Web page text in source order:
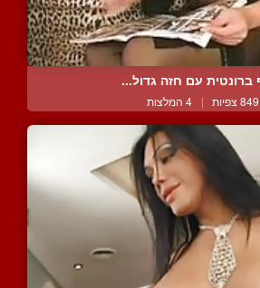
ברונטית עם חזה גדול...
צפיות | 4 המלצות